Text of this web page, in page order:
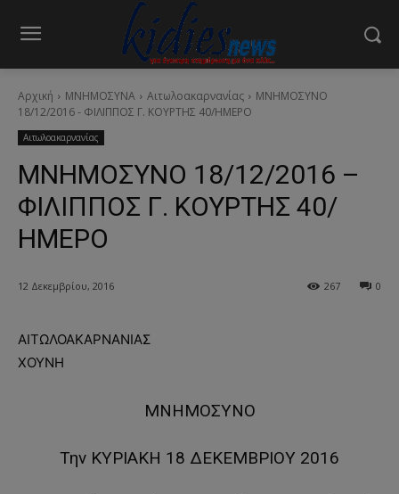
Αρχική ΜΝΗΜΟΣΥΝΑ Αιτωλοακαρνανίας
ΜΝΗΜΟΣΥΝΟ
18/12/2016 - ΦΙΛΙΠΠΟΣ Γ. ΚΟΥΡΤΗΣ 40/ΗΜΕΡΟ
Αιτωλοακαρνανίας
ΜΝΗΜΟΣΥΝΟ 18/12/2016 –
ΦΙΛΙΠΠΟΣ Γ. ΚΟΥΡΤΗΣ 40/
ΗΜΕΡΟ
12 Δεκεμβρίου, 2016 0
267
ΑΙΤΩΛΟΑΚΑΡΝΑΝΙΑΣ
ΧΟΥΝΗ
ΜΝΗΜΟΣΥΝΟ
Την ΚΥΡΙΑΚΗ 18 ΔΕΚΕΜΒΡΙΟΥ 2016